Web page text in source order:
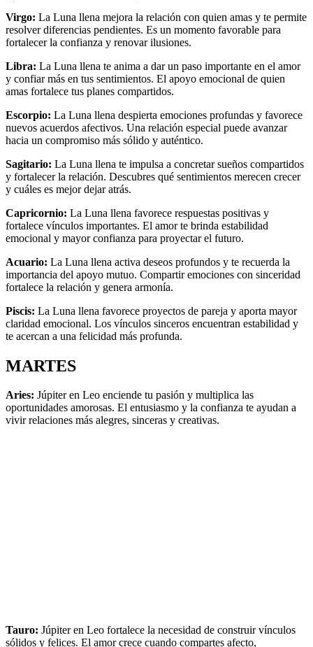
Virgo: La Luna llena mejora la relación con quien amas y te permite
resolver diferencias pendientes. Es un momento favorable para
fortalecer la confianza y renovar ilusiones.
Libra: La Luna llena te anima a dar un paso importante en el amor
y confiar más en tus sentimientos. El apoyo emocional de quien
amas fortalece tus planes compartidos.
Escorpio: La Luna llena despierta emociones profundas y favorece
nuevos acuerdos afectivos. Una relación especial puede avanzar
hacia un compromiso más sólido y auténtico.
Sagitario: La Luna llena te impulsa a concretar sueños compartidos
y fortalecer la relación. Descubres qué sentimientos merecen crecer
y cuáles es mejor dejar atrás.
Capricornio: La Luna llena favorece respuestas positivas y
fortalece vínculos importantes. El amor te brinda estabilidad
emocional y mayor confianza para proyectar el futuro.
Acuario: La Luna llena activa deseos profundos y te recuerda la
importancia del apoyo mutuo. Compartir emociones con sinceridad
fortalece la relación y genera armonía.
Piscis: La Luna llena favorece proyectos de pareja y aporta mayor
claridad emocional. Los vínculos sinceros encuentran estabilidad y
te acercan a una felicidad más profunda.
MARTES
Aries: Júpiter en Leo enciende tu pasión y multiplica las
oportunidades amorosas. El entusiasmo y la confianza te ayudan a
vivir relaciones más alegres, sinceras y creativas.
Tauro: Júpiter en Leo fortalece la necesidad de construir vínculos
sólidos y felices. El amor crece cuando compartes afecto,